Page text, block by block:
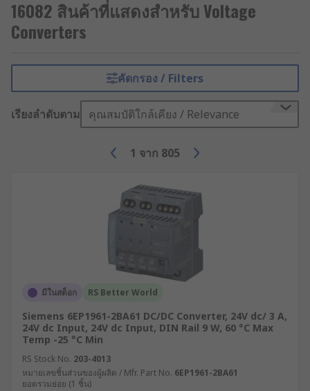
players and more.
Buck DC-DC converter
- named because it
'bucks' against the input voltage, this device
Boost DC-DC converter- does the opposite
to the Buck and steps up the voltage output.
buck-boost converters. The biggest
named after Slobodan Cuk, the man who
Charge-Pump
– This converter is used for
applications that have low power.
Advantages of DC-DC converters
Driving a device by increasing or decreasing the
available input voltage prevents damage or
breakdown. Battery space can also be reduced.
Isolated DC-DC converters are safer to use in
16082 สินค้าที่แสดงสำหรับ Voltage
Converters
คัดกรอง / Filters
เรียงลำดับตาม คุณสมบัติใกล้เคียง / Relevance
1 จาก 805
มีในสต็อก RS Better World
Siemens 6EP1961-2BA61 DC/DC Converter, 24V dc/ 3 A,
24V dc Input, 24V dc Input, DIN Rail 9 W, 60 °C Max
Temp -25 °C Min
RS Stock No. 203-4013
หมายเลขชิ้นส่วนของผู้ผลิต / Mfr. Part No. 6EP1961-2BA61
ยอดรวมย่อย (1 ชิ้น)